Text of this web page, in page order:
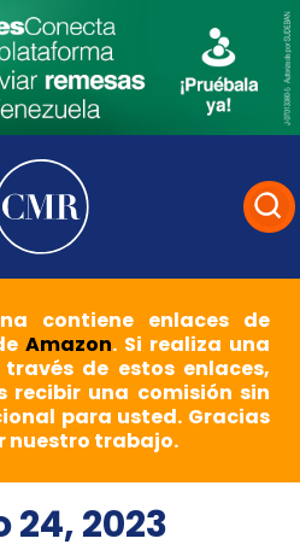
contiene enlaces de
Amazon. Si realiza una
de estos enlaces,
recibir una comisión sin
para usted. Gracias
nuestro trabajo.
24, 2023